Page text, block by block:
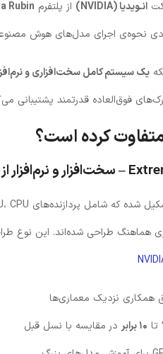
انـویدیا (NVIDIA) از پلتفرم Rubin
نحوه‌ی اجرای مدل‌های هوش
یک سیستم کامل سخت‌افزاری و
فوق‌العاده قدرتمند پشتیبانی
هماهنگ طراحی شده‌اند. این نوع
همکاری نزدیک معماری‌ها
۱۰ برابر
در مقایسه با نسل قبل